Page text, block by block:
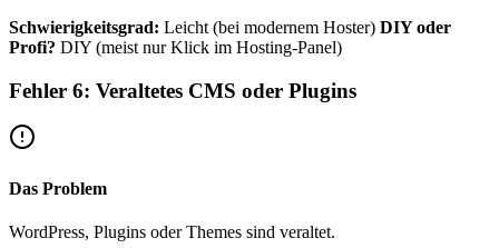
Schwierigkeitsgrad: Leicht (bei modernem Hoster) DIY oder
Profi? DIY (meist nur Klick im Hosting-Panel)
Fehler 6: Veraltetes CMS oder Plugins
Das Problem
WordPress, Plugins oder Themes sind veraltet.